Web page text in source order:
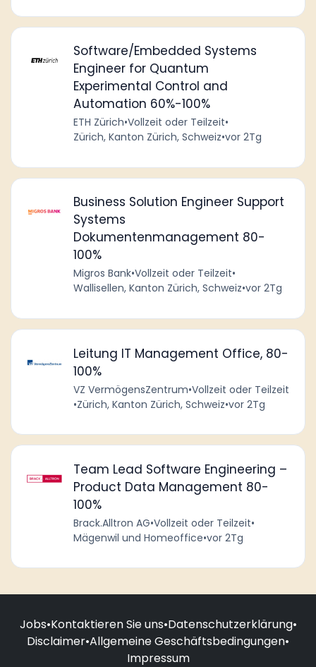
Software/Embedded Systems
Engineer for Quantum
Experimental Control and
Automation 60%-100%
ETH Zürich•Vollzeit oder Teilzeit•
Zürich, Kanton Zürich, Schweiz•vor 2Tg
Business Solution Engineer Support
Systems
Dokumentenmanagement 80-
100%
Migros Bank•Vollzeit oder Teilzeit•
Wallisellen, Kanton Zürich, Schweiz•vor 2Tg
Leitung IT Management Office, 80-
100%
VZ VermögensZentrum•Vollzeit oder Teilzeit
•Zürich, Kanton Zürich, Schweiz•vor 2Tg
Team Lead Software Engineering –
Product Data Management 80-
100%
Brack.Alltron AG•Vollzeit oder Teilzeit•
Mägenwil und Homeoffice•vor 2Tg
Jobs•Kontaktieren Sie uns•Datenschutzerklärung•
Disclaimer•Allgemeine Geschäftsbedingungen•
Impressum